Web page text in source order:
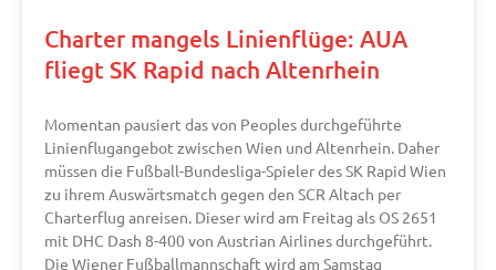
Charter mangels Linienflüge: AUA
fliegt SK Rapid nach Altenrhein
Momentan pausiert das von Peoples durchgeführte
Linienflugangebot zwischen Wien und Altenrhein. Daher
müssen die Fußball-Bundesliga-Spieler des SK Rapid Wien
zu ihrem Auswärtsmatch gegen den SCR Altach per
Charterflug anreisen. Dieser wird am Freitag als OS 2651
mit DHC Dash 8-400 von Austrian Airlines durchgeführt.
Die Wiener Fußballmannschaft wird am Samstag